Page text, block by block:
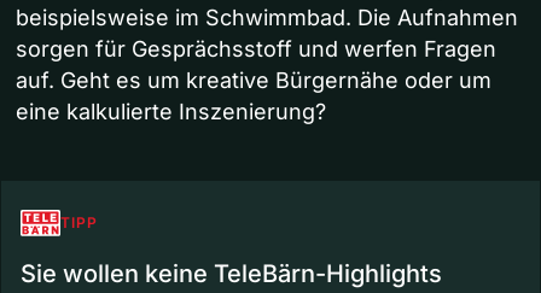
beispielsweise im Schwimmbad. Die Aufnahmen
sorgen für Gesprächsstoff und werfen Fragen
auf. Geht es um kreative Bürgernähe oder um
eine kalkulierte Inszenierung?
TIPP
Sie wollen keine TeleBärn-Highlights